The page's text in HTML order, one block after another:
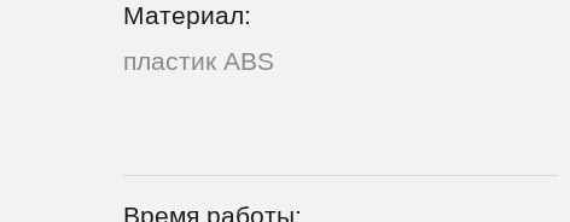
Материал:
пластик ABS
Время работы: